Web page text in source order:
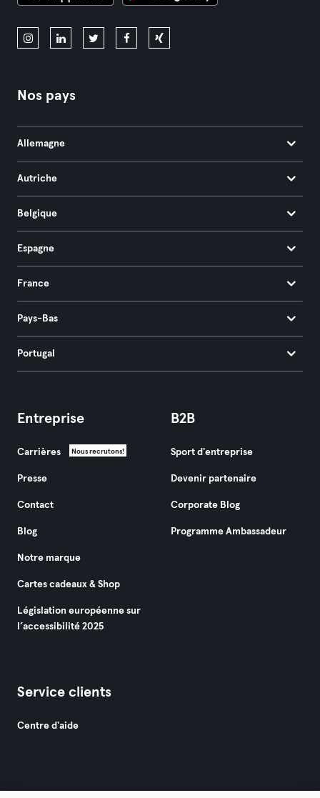
Nos pays
Allemagne
Autriche
Belgique
Espagne
France
Pays-Bas
Portugal
Entreprise
Carrières Nous recrutons!
Presse
Contact
Blog
Notre marque
Cartes cadeaux & Shop
Législation européenne sur
l’accessibilité 2025
B2B
Sport d'entreprise
Devenir partenaire
Corporate Blog
Programme Ambassadeur
Service clients
Centre d'aide